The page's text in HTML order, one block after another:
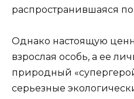
распространившаяся
Однако настоящую
взрослая особь, а ее
природный
серьезные